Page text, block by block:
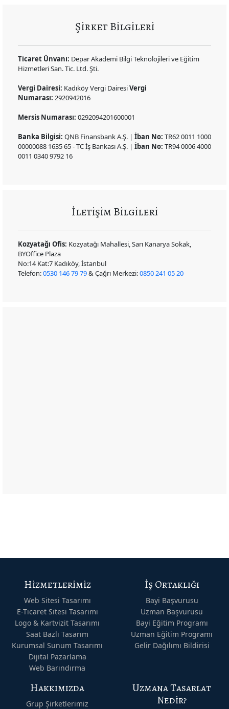
Şirket Bilgileri
Ticaret Ünvanı: Depar Akademi Bilgi Teknolojileri ve Eğitim
Hizmetleri San. Tic. Ltd. Şti.
Vergi Dairesi: Kadıköy Vergi DairesiVergi
Numarası: 2920942016
Mersis Numarası: 0292094201600001
Banka Bilgisi: QNB Finansbank A.Ş. | İban No: TR62 0011 1000
00000088 1635 65 - TC İş Bankası A.Ş. | İban No: TR94 0006 4000
0011 0340 9792 16
İletişim Bilgileri
Kozyatağı Ofis: Kozyatağı Mahallesi, Sarı Kanarya Sokak,
BYOffice Plaza
No:14 Kat:7 Kadıköy, İstanbul
Telefon:0530 146 79 79& Çağrı Merkezi:0850 241 05 20
Hizmetlerimiz
Web Sitesi Tasarımı
E-Ticaret Sitesi Tasarımı
Logo & Kartvizit Tasarımı
Saat Bazlı Tasarım
Kurumsal Sunum Tasarımı
Dijital Pazarlama
Web Barındırma
İş Ortaklığı
Bayi Başvurusu
Uzman Başvurusu
Bayi Eğitim Programı
Uzman Eğitim Programı
Gelir Dağılımı Bildirisi
Hakkımızda
Grup Şirketlerimiz
Uzmana Tasarlat
Nedir?